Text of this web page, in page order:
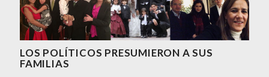
LOS POLÍTICOS PRESUMIERON A SUS
FAMILIAS